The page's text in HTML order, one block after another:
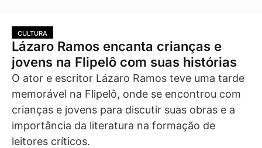
CULTURA
Lázaro Ramos encanta crianças e
jovens na Flipelô com suas histórias
O ator e escritor Lázaro Ramos teve uma tarde
memorável na Flipelô, onde se encontrou com
crianças e jovens para discutir suas obras e a
importância da literatura na formação de
leitores críticos.